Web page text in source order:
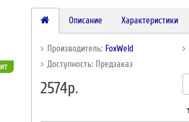
Описание Характеристики
Производитель: FoxWeld
Доступность: Предзаказ
2574р.